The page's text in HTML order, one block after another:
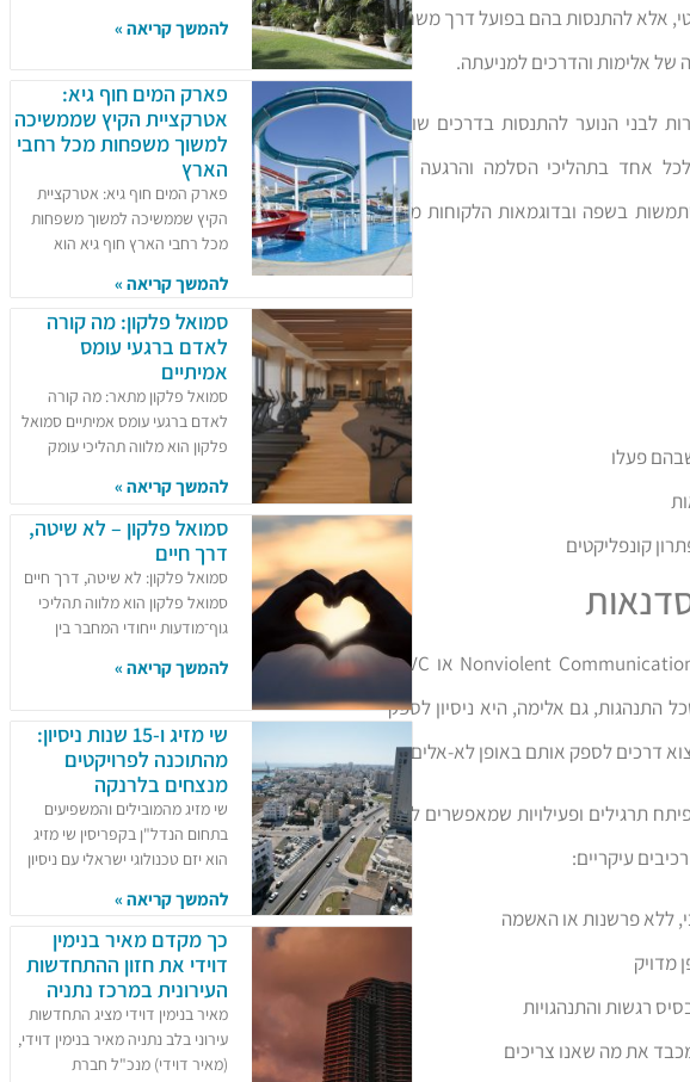
אלא להתנסות בהם בפועל דרך משחקי
של אלימות והדרכים למניעתה.
לבני הנוער להתנסות בדרכים שונות
אחד בתהליכי הסלמה והרגעה של
בשפה ובדוגמאות הלקוחות מחיי
בלב הסדנאות של אלעד רוט עומדת שיטת התקשורת המקרבת (Nonviolent Communication או NVC)
התנהגות, גם אלימה, היא ניסיון לספק
דרכים לספק אותם באופן לא-אלים.
תרגילים ופעילויות שמאפשרים להם
עיקריים:
ללא פרשנות או האשמה
מדויק
רגשות והתנהגויות
את מה שאנו צריכים
להמשך קריאה »
פארק המים חוף גיא:
אטרקציית הקיץ שממשיכה
למשוך משפחות מכל רחבי
הארץ
פארק המים חוף גיא: אטרקציית
הקיץ שממשיכה למשוך משפחות
מכל רחבי הארץ חוף גיא הוא
להמשך קריאה »
סמואל פלקון: מה קורה
לאדם ברגעי עומס
אמיתיים
סמואל פלקון מתאר: מה קורה
לאדם ברגעי עומס אמיתיים סמואל
פלקון הוא מלווה תהליכי עומק
להמשך קריאה »
סמואל פלקון – לא שיטה,
דרך חיים
סמואל פלקון: לא שיטה, דרך חיים
סמואל פלקון הוא מלווה תהליכי
גוף־מודעות ייחודי המחבר בין
להמשך קריאה »
שי מזיג ו-15 שנות ניסיון:
מהתוכנה לפרויקטים
מנצחים בלרנקה
שי מזיג מהמובילים והמשפיעים
בתחום הנדל"ן בקפריסין שי מזיג
הוא יזם טכנולוגי ישראלי עם ניסיון
להמשך קריאה »
כך מקדם מאיר בנימין
דוידי את חזון ההתחדשות
העירונית במרכז נתניה
מאיר בנימין דוידי מציג התחדשות
עירוני בלב נתניה מאיר בנימין דוידי,
(מאיר דוידי) מנכ"ל חברת